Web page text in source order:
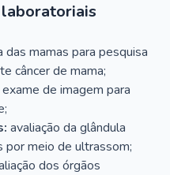
das mamas para pesquisa
câncer de mama;
exame de imagem para
avaliação da glândula
por meio de ultrassom;
dos órgãos